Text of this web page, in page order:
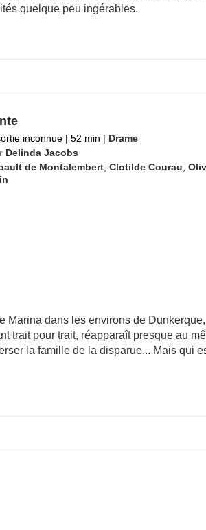
quelque peu ingérables.
inconnue | 52 min | Drame
Delinda Jacobs
de Montalembert, Clotilde Courau
Marina dans les environs de
trait pour trait, réapparaît presque au
la famille de la disparue... Mais qui